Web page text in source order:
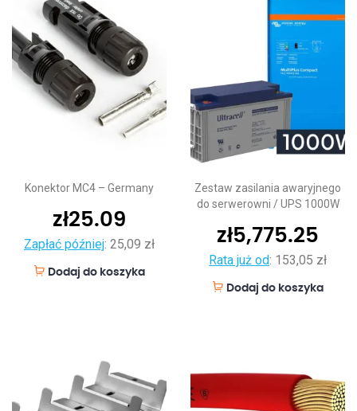
Konektor MC4 – Germany
zł25.09
Zapłać później: 25,09 zł
Dodaj do koszyka
Zestaw zasilania awaryjnego
do serwerowni / UPS 1000W
zł5,775.25
Rata już od: 153,05 zł
Dodaj do koszyka